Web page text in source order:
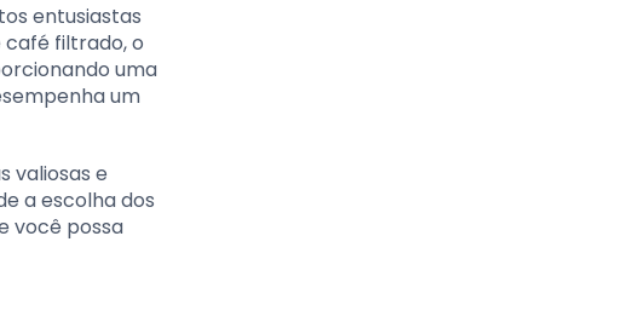
entusiastas
café filtrado, o
uma
um
valiosas e
a escolha dos
você possa